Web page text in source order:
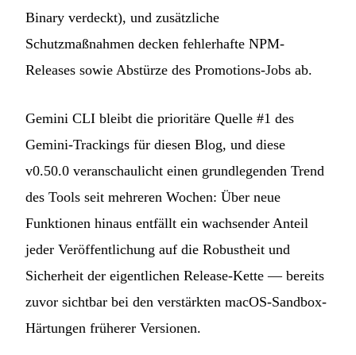
Binary verdeckt), und zusätzliche
Schutzmaßnahmen decken fehlerhafte NPM-
Releases sowie Abstürze des Promotions-Jobs ab.
Gemini CLI bleibt die prioritäre Quelle #1 des
Gemini-Trackings für diesen Blog, und diese
v0.50.0 veranschaulicht einen grundlegenden Trend
des Tools seit mehreren Wochen: Über neue
Funktionen hinaus entfällt ein wachsender Anteil
jeder Veröffentlichung auf die Robustheit und
Sicherheit der eigentlichen Release-Kette — bereits
zuvor sichtbar bei den verstärkten macOS-Sandbox-
Härtungen früherer Versionen.